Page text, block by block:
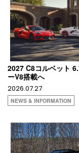
2027 C8コルベット
ーV8搭載へ
2026.07.27
NEWS & INFORMATION